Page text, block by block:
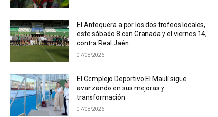
El Antequera a por los dos trofeos locales,
este sábado 8 con Granada y el viernes 14,
contra Real Jaén
07/08/2026
El Complejo Deportivo El Maulí sigue
avanzando en sus mejoras y
transformación
07/08/2026